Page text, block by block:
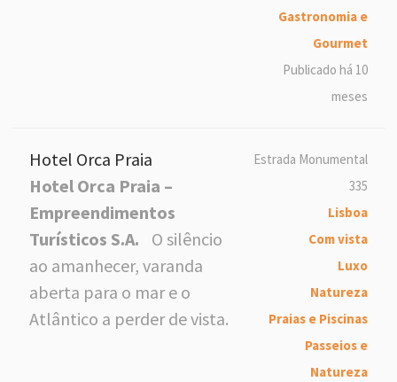
Gastronomia e
Gourmet
Publicado há 10
meses
Hotel Orca Praia
Hotel Orca Praia –
Empreendimentos
Turísticos S.A.
O silêncio
ao amanhecer, varanda
aberta para o mar e o
Atlântico a perder de vista.
Estrada Monumental
335
Lisboa
Com vista
Luxo
Natureza
Praias e Piscinas
Passeios e
Natureza